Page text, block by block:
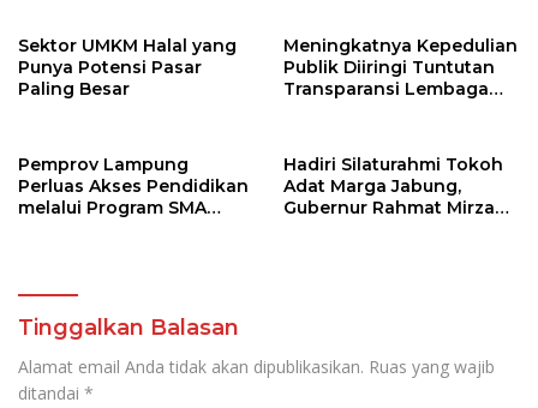
Sektor UMKM Halal yang
Punya Potensi Pasar
Paling Besar
Meningkatnya Kepedulian
Publik Diiringi Tuntutan
Transparansi Lembaga
Pemprov Lampung
Perluas Akses Pendidikan
melalui Program SMA
Hadiri Silaturahmi Tokoh
Adat Marga Jabung,
Gubernur Rahmat Mirzani
Tinggalkan Balasan
Alamat email Anda tidak akan dipublikasikan. Ruas yang wajib
ditandai *